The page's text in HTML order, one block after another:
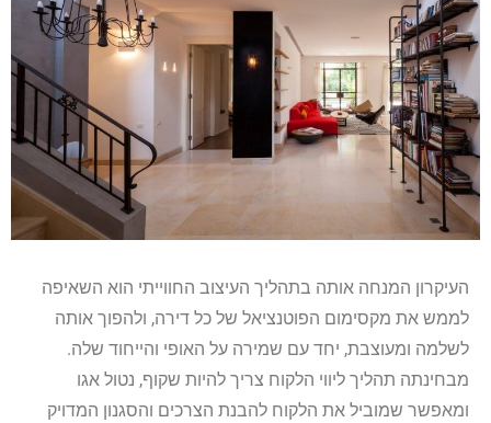
העיקרון המנחה אותה בתהליך העיצוב החווייתי הוא השאיפה
לממש את מקסימום הפוטנציאל של כל דירה, ולהפוך אותה
לשלמה ומעוצבת, יחד עם שמירה על האופי והייחוד שלה.
מבחינתה תהליך ליווי הלקוח צריך להיות שקוף, נטול אגו
ומאפשר שמוביל את הלקוח להבנת הצרכים והסגנון המדויק